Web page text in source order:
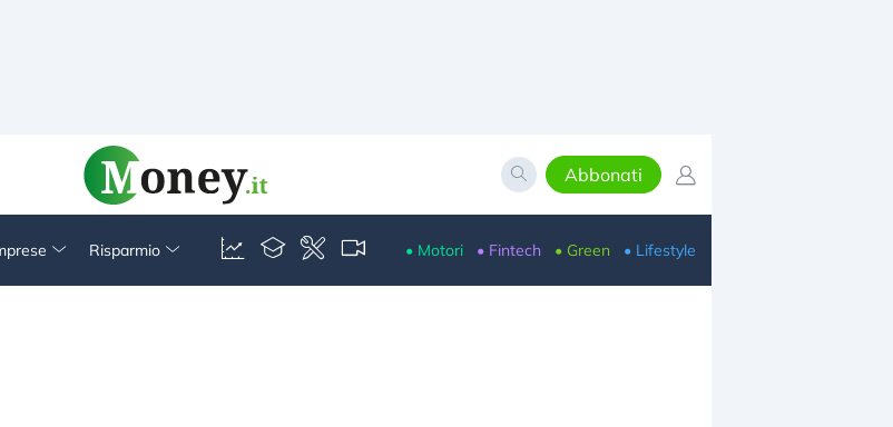
Abbonati
Risparmio • Motori • Fintech • Green • Lifestyle